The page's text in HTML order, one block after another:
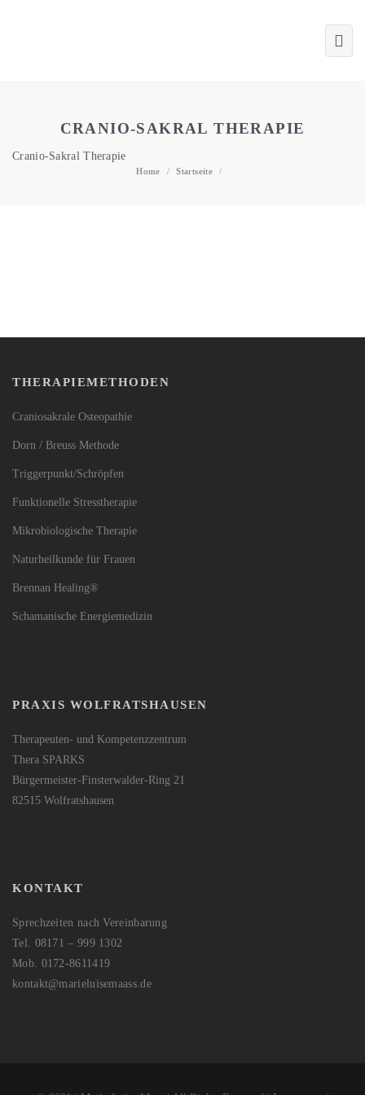
CRANIO-SAKRAL THERAPIE
Cranio-Sakral Therapie
Home / Startseite /
THERAPIEMETHODEN
Craniosakrale Osteopathie
Dorn / Breuss Methode
Triggerpunkt/Schröpfen
Funktionelle Stresstherapie
Mikrobiologische Therapie
Naturheilkunde für Frauen
Brennan Healing®
Schamanische Energiemedizin
PRAXIS WOLFRATSHAUSEN
Therapeuten- und Kompetenzzentrum
Thera SPARKS
Bürgermeister-Finsterwalder-Ring 21
82515 Wolfratshausen
KONTAKT
Sprechzeiten nach Vereinbarung
Tel. 08171 – 999 1302
Mob. 0172-8611419
kontakt@marieluisemaass.de